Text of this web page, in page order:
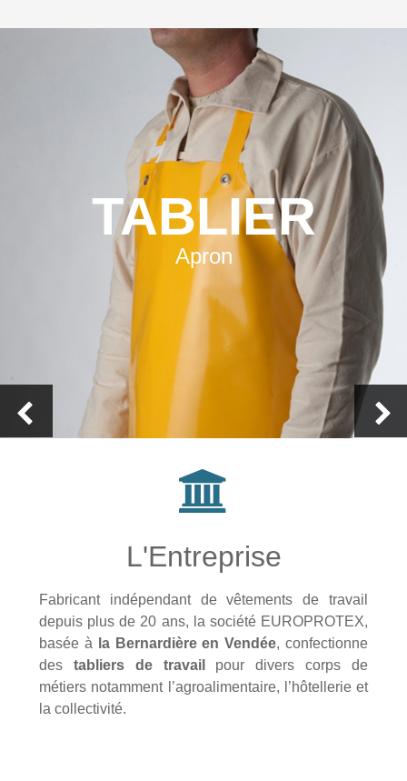
TABLIER
Apron
L'Entreprise
Fabricant indépendant de vêtements de travail
depuis plus de 20 ans, la société EUROPROTEX,
basée à
la Bernardière en Vendée, confectionne
des tabliers de travail pour divers corps de
métiers notamment l’agroalimentaire, l’hôtellerie et
la collectivité.